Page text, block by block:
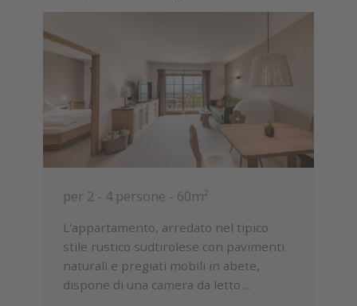
per 2 - 4 persone - 60m²
L'appartamento, arredato nel tipico
stile rustico sudtirolese con pavimenti
naturali e pregiati mobili in abete,
dispone di una camera da letto ...